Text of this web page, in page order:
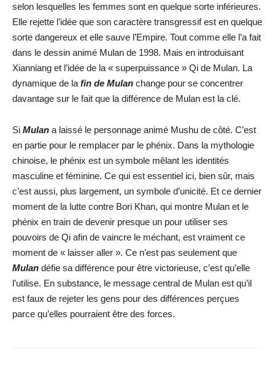
selon lesquelles les femmes sont en quelque sorte inférieures.
Elle rejette l’idée que son caractère transgressif est en quelque
sorte dangereux et elle sauve l’Empire. Tout comme elle l’a fait
dans le dessin animé Mulan de 1998. Mais en introduisant
Xianniang et l’idée de la « superpuissance » Qi de Mulan. La
dynamique de la fin de Mulan change pour se concentrer
davantage sur le fait que la différence de Mulan est la clé.
Si Mulan a laissé le personnage animé Mushu de côté. C’est
en partie pour le remplacer par le phénix. Dans la mythologie
chinoise, le phénix est un symbole mêlant les identités
masculine et féminine. Ce qui est essentiel ici, bien sûr, mais
c’est aussi, plus largement, un symbole d’unicité. Et ce dernier
moment de la lutte contre Bori Khan, qui montre Mulan et le
phénix en train de devenir presque un pour utiliser ses
pouvoirs de Qi afin de vaincre le méchant, est vraiment ce
moment de « laisser aller ». Ce n’est pas seulement que
Mulan défie sa différence pour être victorieuse, c’est qu’elle
l’utilise. En substance, le message central de Mulan est qu’il
est faux de rejeter les gens pour des différences perçues
parce qu’elles pourraient être des forces.